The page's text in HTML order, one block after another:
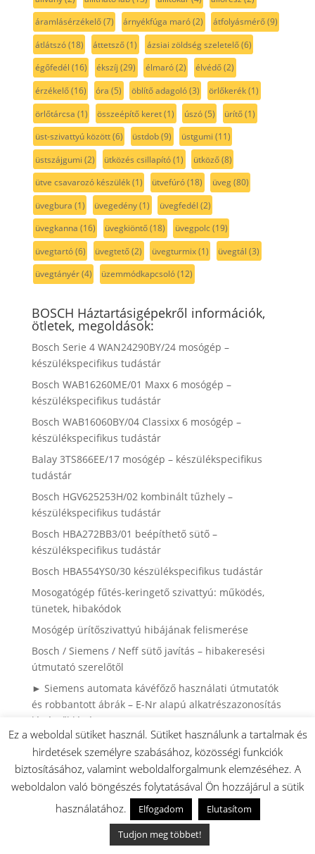
áramlásérzékelő(7) árnyékfúga maró(2) átfolyásmérő(9)
átlátszó(18) áttetsző(1) ázsiai zöldség szeletelő(6)
égőfedél (16) ékszíj (29) élmaró(2) élvédő(2)
érzékelő(16) óra (5) öblítő adagoló(3) örlőkerék(1)
örlőtárcsa (1) összeépítő keret(1) úszó(5) ürítő(1)
üst-szivattyú között(6) üstdob(9) üstgumi (11)
üstszájgumi (2) ütközés csillapító(1) ütköző(8)
ütve csavarozó készülék(1) ütvefúró(18) üveg(80)
üvegbura (1) üvegedény(1) üvegfedél (2)
üvegkanna (16) üvegkiöntő(18) üvegpolc(19)
üvegtartó(6) üvegtető(2) üvegturmix(1) üvegtál (3)
üvegtányér(4) üzemmódkapcsoló(12)
BOSCH Háztartásigépekről információk,
ötletek, megoldások:
Bosch Serie 4 WAN24290BY/24 mosógép –
készülékspecifikus tudástár
Bosch WAB16260ME/01 Maxx 6 mosógép –
készülékspecifikus tudástár
Bosch WAB16060BY/04 Classixx 6 mosógép –
készülékspecifikus tudástár
Balay 3TS866EE/17 mosógép – készülékspecifikus
tudástár
Bosch HGV625253H/02 kombinált tűzhely –
készülékspecifikus tudástár
Bosch HBA272BB3/01 beépíthető sütő –
készülékspecifikus tudástár
Bosch HBA554YS0/30 készülékspecifikus tudástár
Mosogatógép fűtés-keringető szivattyú: működés,
tünetek, hibakódok
Mosógép ürítőszivattyú hibájának felismerése
Bosch / Siemens / Neff sütő javítás – hibakeresési
útmutató szerelőtől
► Siemens automata kávéfőző használati útmutatók
és robbantott ábrák – E-Nr alapú alkatrészazonosítás
lépésről lépésre
► Bosch MUMS6 robotgép típusok és a robotgépre
feltehető tartozékok kiegészítők listája
Automata kávéfőző alkatrészek és karbantartás –
Bosch, Siemens, Neff gépekhez
► Bosch mosogatógép alkatrészek
► Hol van az E.Nr. szám? Bosch, Siemens és Neff
Ez a weboldal sütiket használ. Sütiket használunk a tartalmak és
hirdetések személyre szabásához, közösségi funkciók
biztosításához, valamint weboldalforgalmunk elemzéséhez. A
weboldalon való böngészés folytatásával Ön hozzájárul a sütik
használatához.
Elfogadom
Elutasítom
Tudjon meg többet!